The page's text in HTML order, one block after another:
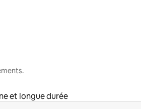
et longue durée